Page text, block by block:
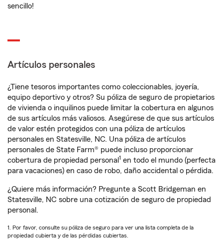
sencillo!
Artículos personales
¿Tiene tesoros importantes como coleccionables, joyería,
equipo deportivo y otros? Su póliza de seguro de propietarios
de vivienda o inquilinos puede limitar la cobertura en algunos
de sus artículos más valiosos. Asegúrese de que sus artículos
de valor estén protegidos con una póliza de artículos
personales en Statesville, NC. Una póliza de artículos
personales de State Farm® puede incluso proporcionar
cobertura de propiedad personal 1 en todo el mundo (perfecta
para vacaciones) en caso de robo, daño accidental o pérdida.
¿Quiere más información? Pregunte a Scott Bridgeman en
Statesville, NC sobre una cotización de seguro de propiedad
personal.
1. Por favor, consulte su póliza de seguro para ver una lista completa de la
propiedad cubierta y de las pérdidas cubiertas.